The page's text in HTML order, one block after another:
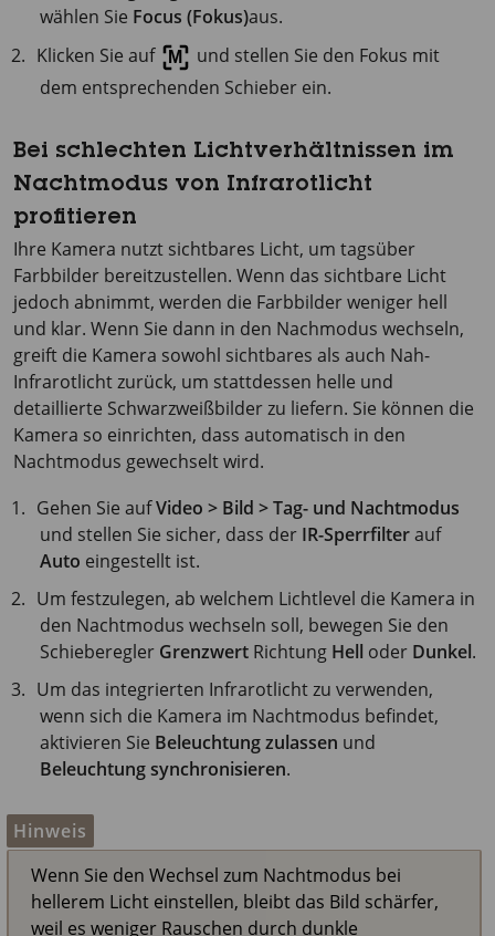
wählen Sie Focus (Fokus)aus.
Klicken Sie auf
und stellen Sie den Fokus mit
dem entsprechenden Schieber ein.
Bei schlechten Lichtverhältnissen im
Nachtmodus von Infrarotlicht
profitieren
Ihre Kamera nutzt sichtbares Licht, um tagsüber
Farbbilder bereitzustellen. Wenn das sichtbare Licht
jedoch abnimmt, werden die Farbbilder weniger hell
und klar. Wenn Sie dann in den Nachmodus wechseln,
greift die Kamera sowohl sichtbares als auch Nah-
Infrarotlicht zurück, um stattdessen helle und
detaillierte Schwarzweißbilder zu liefern. Sie können die
Kamera so einrichten, dass automatisch in den
Nachtmodus gewechselt wird.
Gehen Sie aufVideo > Bild > Tag- und Nachtmodus
und stellen Sie sicher, dass der IR-Sperrfilterauf
Auto eingestellt ist.
Um festzulegen, ab welchem Lichtlevel die Kamera in
den Nachtmodus wechseln soll, bewegen Sie den
Schieberegler Grenzwert Richtung Hell oder Dunkel.
Um das integrierten Infrarotlicht zu verwenden,
wenn sich die Kamera im Nachtmodus befindet,
aktivieren Sie Beleuchtung zulassen und
Beleuchtung synchronisieren.
Hinweis
Wenn Sie den Wechsel zum Nachtmodus bei
hellerem Licht einstellen, bleibt das Bild schärfer,
weil es weniger Rauschen durch dunkle